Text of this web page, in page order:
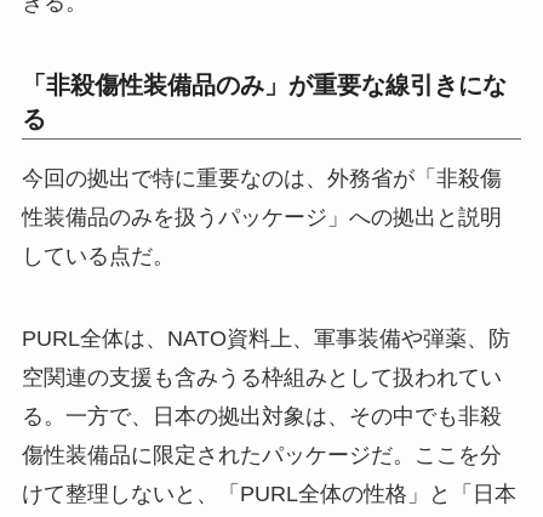
「非殺傷性装備品のみ」が重要な線引きにな
る
今回の拠出で特に重要なのは、外務省が「非殺傷
性装備品のみを扱うパッケージ」への拠出と説明
している点だ。
PURL全体は、NATO資料上、軍事装備や弾薬、防
空関連の支援も含みうる枠組みとして扱われてい
る。一方で、日本の拠出対象は、その中でも非殺
傷性装備品に限定されたパッケージだ。ここを分
けて整理しないと、「PURL全体の性格」と「日本